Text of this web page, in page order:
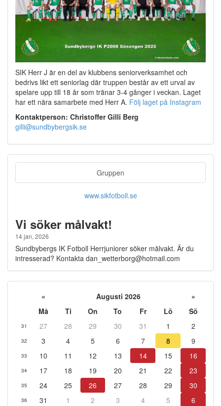
SIK Herr J är en del av klubbens seniorverksamhet och
bedrivs likt ett seniorlag där truppen består av ett urval av
spelare upp till 18 år som tränar 3-4 gånger i veckan. Laget
har ett nära samarbete med Herr A. Följ laget på Instagram
Kontaktperson: Christoffer Gilli Berg
gilli@sundbybergsik.se
Gruppen
www.sikfotboll.se
Vi söker målvakt!
14 jan, 2026
Sundbybergs IK Fotboll Herrjuniorer söker målvakt. Är du
intresserad? Kontakta dan_wetterborg@hotmail.com
« Augusti 2026
»
Må
Ti On To Fr Lö Sö
31 27 28 29 30 31 1 2
32 3 4 5 6 7 8 9
33 10 11 12 13 14 15 16
34 17 18 19 20 21 22 23
35 24 25 26 27 28 29 30
36 31 1 2 3 4 5 6